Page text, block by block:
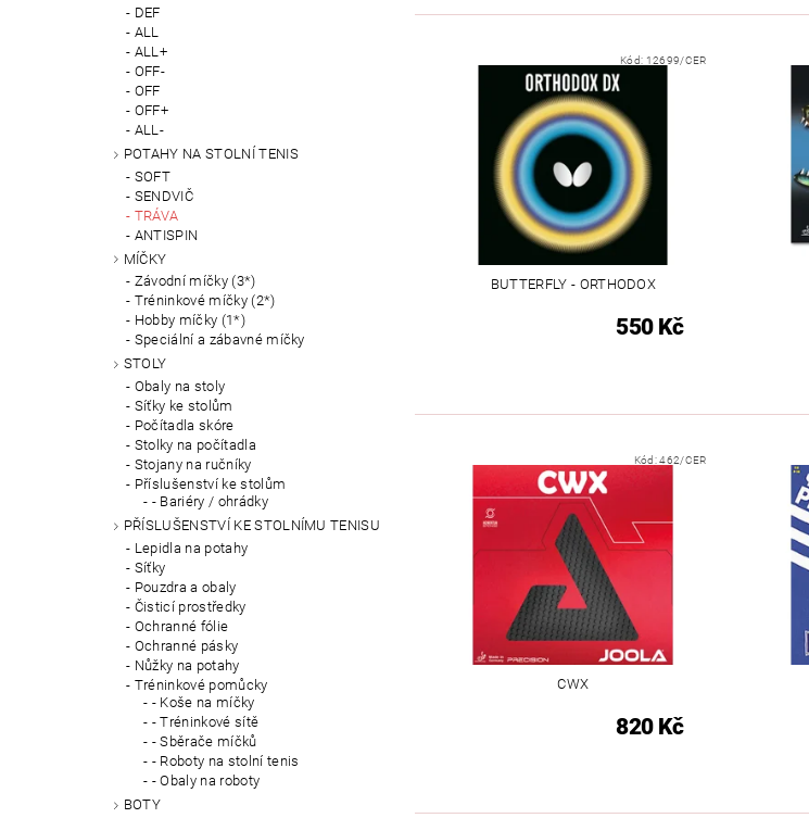
DEF
ALL
ALL+
OFF-
OFF
OFF+
ALL-
POTAHY NA STOLNÍ TENIS
SOFT
SENDVIČ
TRÁVA
ANTISPIN
MÍČKY
Závodní míčky (3*)
Tréninkové míčky (2*)
Hobby míčky (1*)
Speciální a zábavné míčky
STOLY
Obaly na stoly
Síťky ke stolům
Počítadla skóre
Stolky na počítadla
Stojany na ručníky
Příslušenství ke stolům
- Bariéry / ohrádky
PŘÍSLUŠENSTVÍ KE STOLNÍMU TENISU
Lepidla na potahy
Síťky
Pouzdra a obaly
Čisticí prostředky
Ochranné fólie
Ochranné pásky
Nůžky na potahy
Tréninkové pomůcky
- Koše na míčky
- Tréninkové sítě
- Sběrače míčků
- Roboty na stolní tenis
- Obaly na roboty
BOTY
Kód: 12699/CER
BUTTERFLY - ORTHODOX
550 Kč
Kód:462/CER
CWX
820 Kč